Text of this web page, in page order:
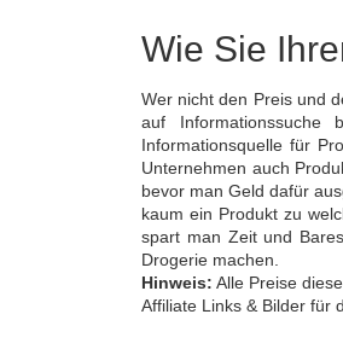
Wie Sie
Wer nicht den Preis und
auf Informationssuche
Informationsquelle für
Unternehmen auch
bevor man Geld dafür
kaum ein Produkt zu
spart man Zeit und
Drogerie machen.
Hinweis: Alle Preise
Affiliate Links & Bilder für